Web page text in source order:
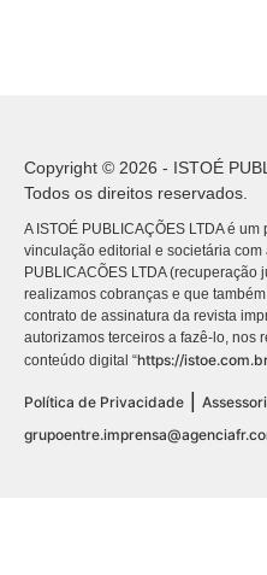
Copyright © 2026 - ISTOÉ
Todos os direitos reservados.
A ISTOÉ PUBLICAÇÕES LTDA é
vinculação editorial e societária com
PUBLICACÕES LTDA
realizamos cobranças e que
contrato de assinatura da revista
autorizamos terceiros a fazê-lo, nos
conteúdo digital “https://
Política de Privacidade |